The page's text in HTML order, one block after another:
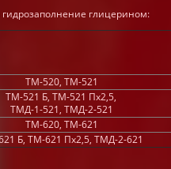
глицерином:
ТМ-520, ТМ-521
ТМ-521 Б, ТМ-521 Пх2,5,
ТМД-1-521, ТМД-2-521
ТМ-620, ТМ-621
Б, ТМ-621 Пх2,5, ТМД-2-621